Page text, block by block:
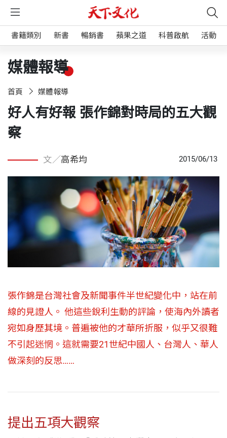
書籍類別 新書 暢銷書 蘋果之道 科普啟航 活動
媒體報導
首頁 媒體報導
好人有好報 張作錦對時局的五大觀
察
文／高希均 2015/06/13
張作錦是台灣社會及新聞事件半世紀變化中，站在前
線的見證人。 他這些銳利生動的評論，使海內外讀者
宛如身歷其境。普遍被他的才華所折服，似乎又很難
不引起迷惘。這就需要21世紀中國人、台灣人、華人
做深刻的反思……
提出五項大觀察